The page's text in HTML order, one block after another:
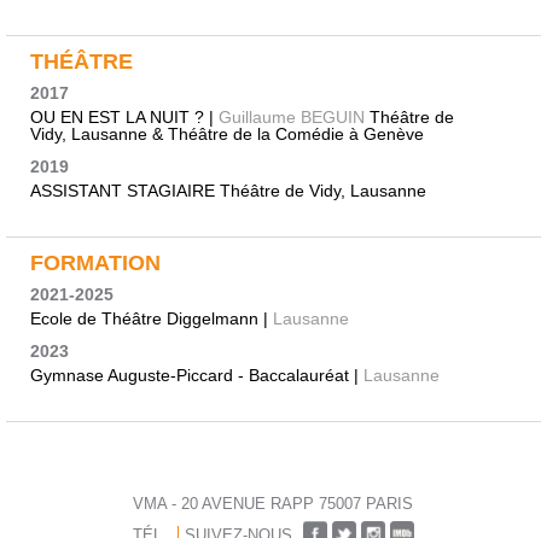
THÉÂTRE
2017
OU EN EST LA NUIT ? | Guillaume BEGUIN Théâtre de
Vidy, Lausanne & Théâtre de la Comédie à Genève
2019
ASSISTANT STAGIAIRE Théâtre de Vidy, Lausanne
FORMATION
2021-2025
Ecole de Théâtre Diggelmann | Lausanne
2023
Gymnase Auguste-Piccard - Baccalauréat | Lausanne
VMA - 20 AVENUE RAPP 75007 PARIS